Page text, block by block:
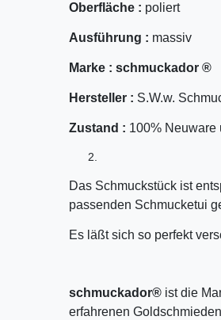
Oberfläche : poliert
Ausführung : massiv
Marke : schmuckador ®
Hersteller : S.W.w.
Zustand : 100% Neuware
Das Schmuckstück ist
passenden Schmucketui
Es läßt sich so perfekt
schmuckador® ist die
erfahrenen